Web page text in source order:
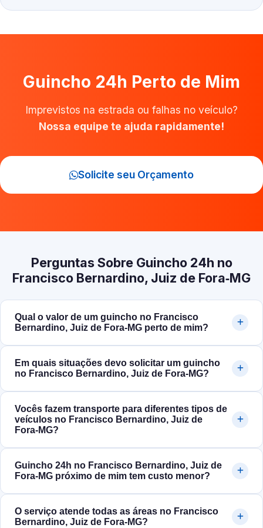
Guincho 24h Perto de Mim
Imprevistos na estrada ou falhas no veículo?
Nossa equipe te ajuda rapidamente!
Solicite seu Orçamento
Perguntas Sobre Guincho 24h no
Francisco Bernardino, Juiz de Fora‑MG
Qual o valor de um guincho no Francisco
Bernardino, Juiz de Fora‑MG perto de mim?
Em quais situações devo solicitar um guincho
no Francisco Bernardino, Juiz de Fora‑MG?
Vocês fazem transporte para diferentes tipos de
veículos no Francisco Bernardino, Juiz de
Fora‑MG?
Guincho 24h no Francisco Bernardino, Juiz de
Fora‑MG próximo de mim tem custo menor?
O serviço atende todas as áreas no Francisco
Bernardino, Juiz de Fora‑MG?